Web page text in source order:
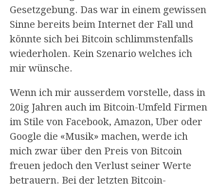
Gesetzgebung. Das war in einem gewissen
Sinne bereits beim Internet der Fall und
könnte sich bei Bitcoin schlimmstenfalls
wiederholen. Kein Szenario welches ich
mir wünsche.
Wenn ich mir ausserdem vorstelle, dass in
20ig Jahren auch im Bitcoin-Umfeld Firmen
im Stile von Facebook, Amazon, Uber oder
Google die «Musik» machen, werde ich
mich zwar über den Preis von Bitcoin
freuen jedoch den Verlust seiner Werte
betrauern. Bei der letzten Bitcoin-